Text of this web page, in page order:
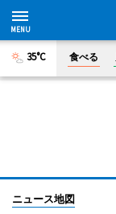
35°C 食べる
ニュース地図